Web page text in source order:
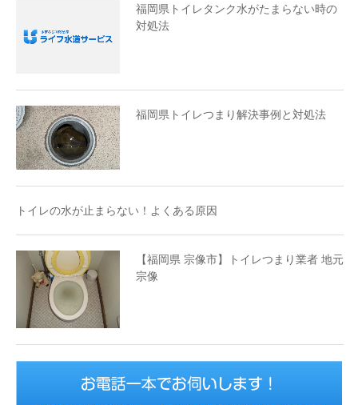
福岡県トイレタンク水がたまらない時の
対処法
福岡県トイレつまり解決事例と対処法
トイレの水が止まらない！よくある原因
【福岡県 宗像市】トイレつまり業者 地元
宗像